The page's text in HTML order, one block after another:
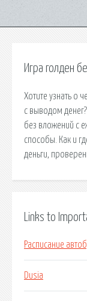
Игра голден
Хотите узнать о
с выводом
без вложений с
способы. Как и
деньги,
Links to
Расписание
Dusia